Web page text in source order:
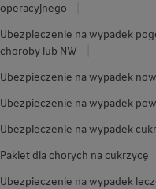
operacyjnego
Ubezpieczenie na wypadek
choroby lub NW
Ubezpieczenie na wypadek
Ubezpieczenie na wypadek
Ubezpieczenie na wypadek
Pakiet dla chorych na cukrzycę
Ubezpieczenie na wypadek